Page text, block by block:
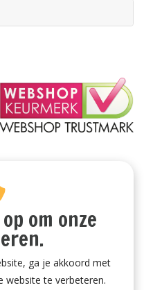
om onze
ga je akkoord met
website te verbeteren.